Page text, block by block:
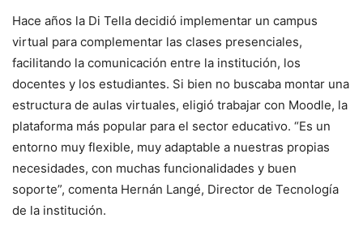
Hace años la Di Tella decidió implementar un campus
virtual para complementar las clases presenciales,
facilitando la comunicación entre la institución, los
docentes y los estudiantes. Si bien no buscaba montar una
estructura de aulas virtuales, eligió trabajar con Moodle, la
plataforma más popular para el sector educativo. “Es un
entorno muy flexible, muy adaptable a nuestras propias
necesidades, con muchas funcionalidades y buen
soporte”, comenta Hernán Langé, Director de Tecnología
de la institución.